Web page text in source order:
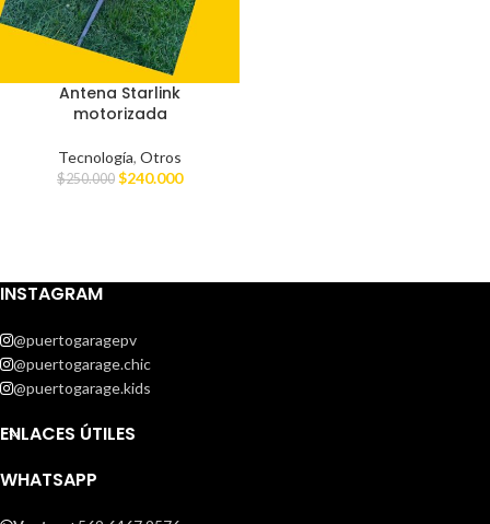
Antena Starlink
motorizada
Tecnología, Otros
$250.000 $240.000
INSTAGRAM
@puertogaragepv
@puertogarage.chic
@puertogarage.kids
ENLACES ÚTILES
WHATSAPP